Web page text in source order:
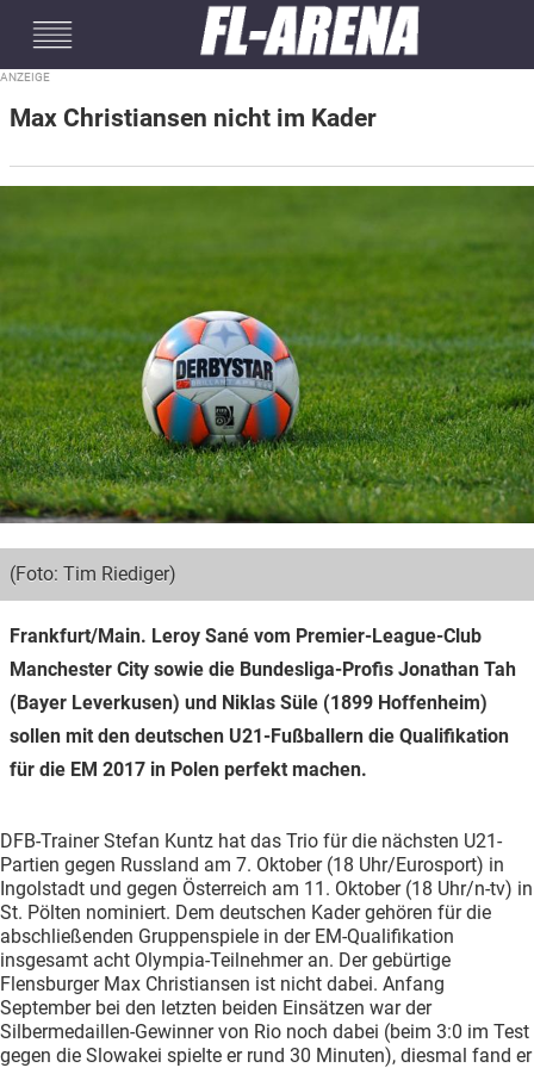
Max Christiansen nicht im Kader
(Foto: Tim Riediger)
Frankfurt/Main. Leroy Sané vom Premier-League-Club
Manchester City sowie die Bundesliga-Profis Jonathan Tah
(Bayer Leverkusen) und Niklas Süle (1899 Hoffenheim)
sollen mit den deutschen U21-Fußballern die Qualifikation
für die EM 2017 in Polen perfekt machen.
DFB-Trainer Stefan Kuntz hat das Trio für die nächsten U21-
Partien gegen Russland am 7. Oktober (18 Uhr/Eurosport) in
Ingolstadt und gegen Österreich am 11. Oktober (18 Uhr/n-tv) in
St. Pölten nominiert. Dem deutschen Kader gehören für die
abschließenden Gruppenspiele in der EM-Qualifikation
insgesamt acht Olympia-Teilnehmer an. Der gebürtige
Flensburger Max Christiansen ist nicht dabei. Anfang
September bei den letzten beiden Einsätzen war der
Silbermedaillen-Gewinner von Rio noch dabei (beim 3:0 im Test
gegen die Slowakei spielte er rund 30 Minuten), diesmal fand er